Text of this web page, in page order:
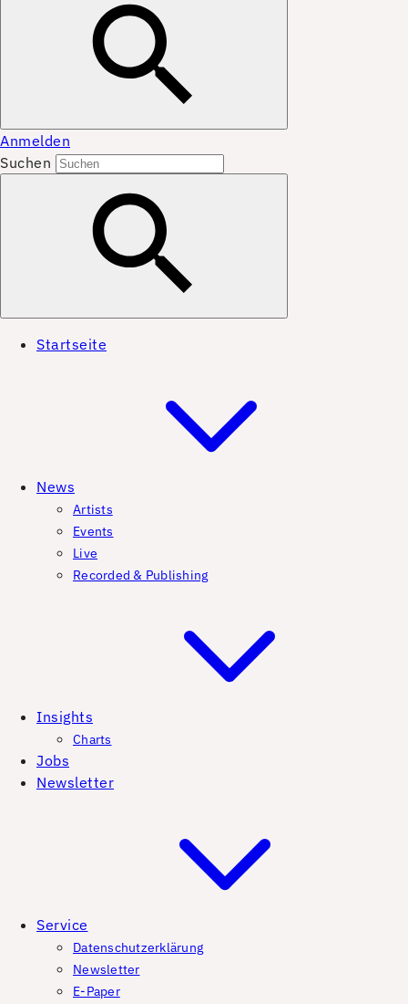
Anmelden
Suchen
Startseite
News
Artists
Events
Live
Recorded & Publishing
Insights
Charts
Jobs
Newsletter
Service
Datenschutzerklärung
Newsletter
E-Paper